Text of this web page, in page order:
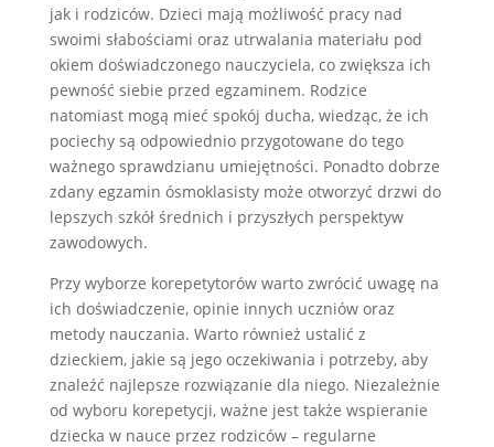
jak i rodziców. Dzieci mają możliwość pracy nad
swoimi słabościami oraz utrwalania materiału pod
okiem doświadczonego nauczyciela, co zwiększa ich
pewność siebie przed egzaminem. Rodzice
natomiast mogą mieć spokój ducha, wiedząc, że ich
pociechy są odpowiednio przygotowane do tego
ważnego sprawdzianu umiejętności. Ponadto dobrze
zdany egzamin ósmoklasisty może otworzyć drzwi do
lepszych szkół średnich i przyszłych perspektyw
zawodowych.
Przy wyborze korepetytorów warto zwrócić uwagę na
ich doświadczenie, opinie innych uczniów oraz
metody nauczania. Warto również ustalić z
dzieckiem, jakie są jego oczekiwania i potrzeby, aby
znaleźć najlepsze rozwiązanie dla niego. Niezależnie
od wyboru korepetycji, ważne jest także wspieranie
dziecka w nauce przez rodziców – regularne